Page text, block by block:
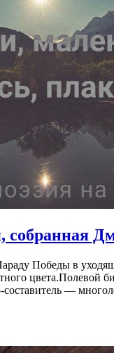
собранная
Победы в
цвета.Полевой
—